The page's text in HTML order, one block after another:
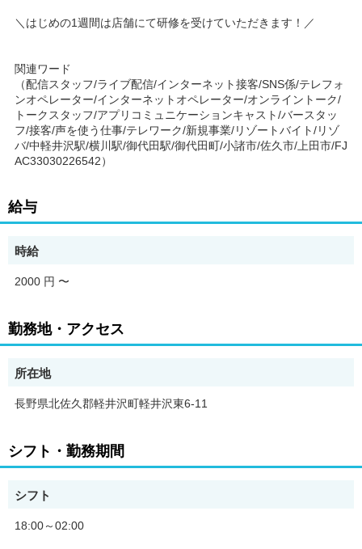
＼はじめの1週間は店舗にて研修を受けていただきます！／
関連ワード
（配信スタッフ/ライブ配信/インターネット接客/SNS係/テレフォ
ンオペレーター/インターネットオペレーター/オンライントーク/
トークスタッフ/アプリコミュニケーションキャスト/バースタッ
フ/接客/声を使う仕事/テレワーク/新規事業/リゾートバイト/リゾ
バ/中軽井沢駅/横川駅/御代田駅/御代田町/小諸市/佐久市/上田市/FJ
AC33030226542）
給与
時給
2000 円 〜
勤務地・アクセス
所在地
長野県北佐久郡軽井沢町軽井沢東6-11
シフト・勤務期間
シフト
18:00～02:00